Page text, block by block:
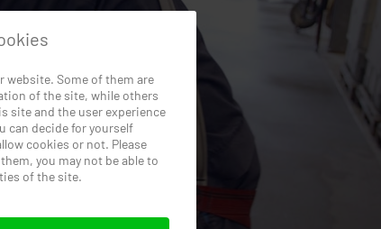
website. Some of them are
of the site, while others
site and the user experience
can decide for yourself
cookies or not. Please
you may not be able to
of the site.